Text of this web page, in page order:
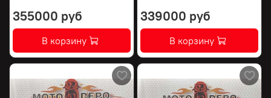
355000 руб
В корзину
339000 руб
В корзину